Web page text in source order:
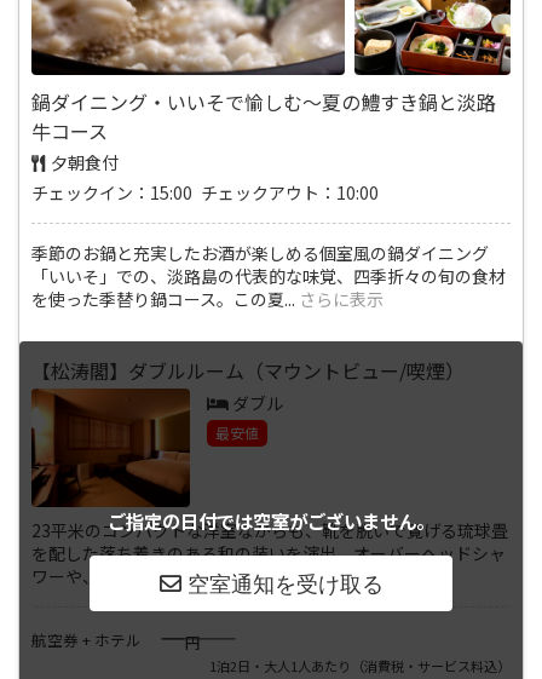
鍋ダイニング・いいそで愉しむ～夏の鱧すき鍋と淡路
牛コース
夕朝食付
チェックイン：15:00 チェックアウト：10:00
季節のお鍋と充実したお酒が楽しめる個室風の鍋ダイニング
「いいそ」での、淡路島の代表的な味覚、四季折々の旬の食材
を使った季替り鍋コース。この夏... さらに表示
ご指定の日付では空室がございません。
【松涛閣】ダブルルーム（マウントビュー/喫煙）
ダブル
最安値
23平米のコンパクトな洋室ながらも、靴を脱いで寛げる琉球畳
を配した落ち着きのある和の装いを演出。オーバーヘッドシャ
ワーや、ピロートップを備え...さらに表示
航空券 + ホテル ――――円
1泊2日・大人1人あたり （消費税・サービス料込）